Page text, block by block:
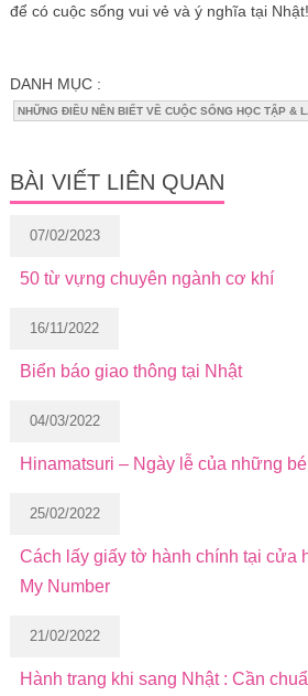
để có cuộc sống vui vẻ và ý nghĩa tại Nhật!
DANH MỤC :
NHỮNG ĐIỀU NÊN BIẾT VỀ CUỘC SỐNG HỌC TẬP &
BÀI VIẾT LIÊN QUAN
07/02/2023
50 từ vựng chuyên ngành cơ khí
16/11/2022
Biển báo giao thông tại Nhật
04/03/2022
Hinamatsuri – Ngày lễ của những
25/02/2022
Cách lấy giấy tờ hành chính tại cửa
My Number
21/02/2022
Hành trang khi sang Nhật : Cần